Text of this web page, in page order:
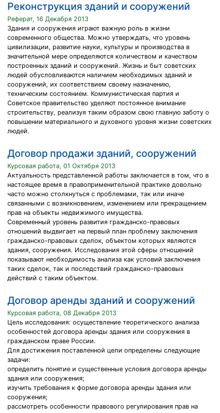
Реконструкция зданий и сооружений
Реферат, 16 Декабря 2013
Здания и сооружения играют важную роль в жизни
современного общества. Можно утверждать, что уровень
цивилизации, развитие науки, культуры и производства в
значительной мере определяются количеством и качеством
построенных зданий и сооружений. Жизнь и быт советских
людей обусловливаются наличием необходимых зданий и
сооружений, их соответствием своему назначению,
техническим состоянием. Коммунистическая партия и
Советское правительство уделяют постоянное внимание
строительству, реализуя таким образом свою главную заботу о
повышении материального и духовного уровня жизни советских
людей.
Договор продажи зданий, сооружений
Курсовая работа, 01 Октября 2013
Актуальность представленной работы заключается в том, что в
настоящее время в правоприменительной практике довольно
часто можно столкнуться с проблемами, так или иначе
связанными с возникновением, изменением или прекращением
прав на объекты недвижимого имущества.
Современный уровень развития гражданско-правовых
отношений выдвигает на первый план проблему заключения
гражданско-правовых сделок, объектом которых являются
здания, сооружения. Исследования этой сферы отношений
показывают необходимость анализа как условий заключения
таких сделок, так и последствий гражданско-правовых
действий с таким объектом.
Договор аренды зданий и сооружений
Курсовая работа, 08 Декабря 2013
Цель исследования: осуществление теоретического анализа
особенностей договора аренды здания или сооружения в
гражданском праве России.
Для достижения поставленной цели определены следующие
задачи:
определить понятие и существенные условия договора аренды
здания или сооружения;
изучить требования к форме договора аренды здания или
сооружения;
рассмотреть особенности правового регулирования прав на